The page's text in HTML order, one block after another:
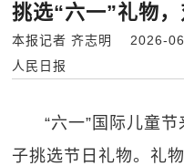
挑选“六一”礼物
本报记者 齐志明 2026-
人民日报
“六一”国际儿童
子挑选节日礼物。礼